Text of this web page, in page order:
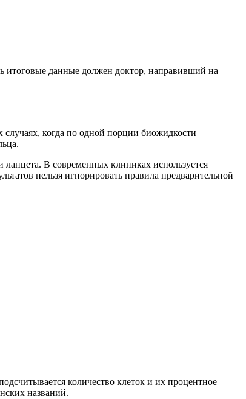
итоговые данные должен доктор, направивший на
когда по одной порции биожидкости
В современных клиниках используется
нельзя игнорировать правила предварительной
количество клеток и их процентное
названий.